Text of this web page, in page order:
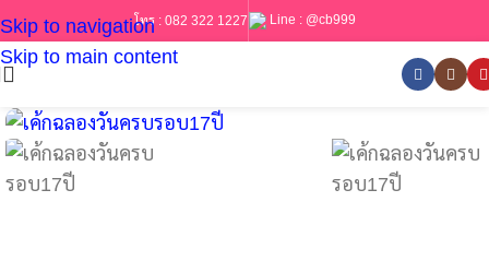
Skip to navigation
Skip to main content
โทร : 082 322 1227 Line : @cb999